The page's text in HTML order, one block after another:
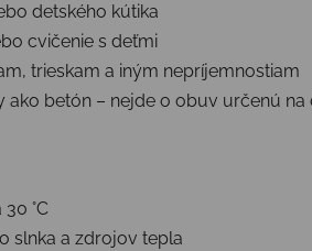
detského kútika
cvičenie s deťmi
trieskam a iným nepríjemnostiam
ako betón – nejde o obuv určenú
°C
slnka a zdrojov tepla